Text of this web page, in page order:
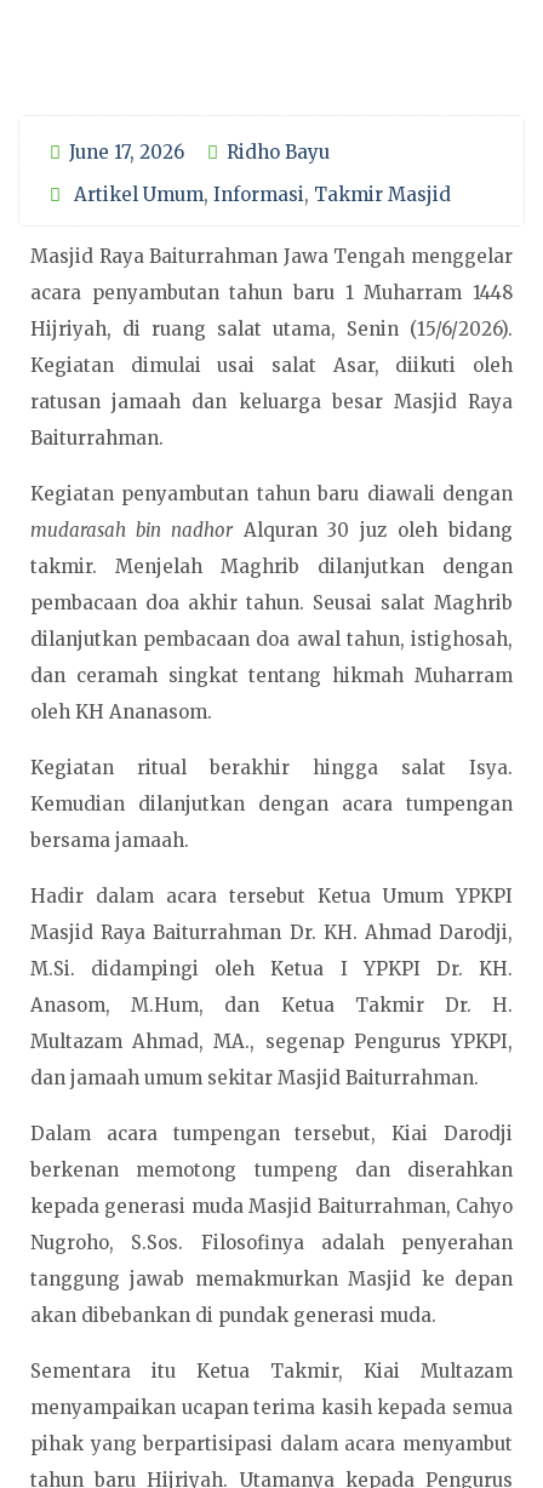
June 17, 2026
Ridho Bayu
Artikel Umum, Informasi, Takmir Masjid
Masjid Raya Baiturrahman Jawa Tengah menggelar
acara penyambutan tahun baru 1 Muharram 1448
Hijriyah, di ruang salat utama, Senin (15/6/2026).
Kegiatan dimulai usai salat Asar, diikuti oleh
ratusan jamaah dan keluarga besar Masjid Raya
Baiturrahman.
Kegiatan penyambutan tahun baru diawali dengan
mudarasah bin nadhorAlquran 30 juz oleh bidang
takmir. Menjelah Maghrib dilanjutkan dengan
pembacaan doa akhir tahun. Seusai salat Maghrib
dilanjutkan pembacaan doa awal tahun, istighosah,
dan ceramah singkat tentang hikmah Muharram
oleh KH Ananasom.
Kegiatan ritual berakhir hingga salat Isya.
Kemudian dilanjutkan dengan acara tumpengan
bersama jamaah.
Hadir dalam acara tersebut Ketua Umum YPKPI
Masjid Raya Baiturrahman Dr. KH. Ahmad Darodji,
M.Si. didampingi oleh Ketua I YPKPI Dr. KH.
Anasom, M.Hum, dan Ketua Takmir Dr. H.
Multazam Ahmad, MA., segenap Pengurus YPKPI,
dan jamaah umum sekitar Masjid Baiturrahman.
Dalam acara tumpengan tersebut, Kiai Darodji
berkenan memotong tumpeng dan diserahkan
kepada generasi muda Masjid Baiturrahman, Cahyo
Nugroho, S.Sos. Filosofinya adalah penyerahan
tanggung jawab memakmurkan Masjid ke depan
akan dibebankan di pundak generasi muda.
Sementara itu Ketua Takmir, Kiai Multazam
menyampaikan ucapan terima kasih kepada semua
pihak yang berpartisipasi dalam acara menyambut
tahun baru Hijriyah. Utamanya kepada Pengurus